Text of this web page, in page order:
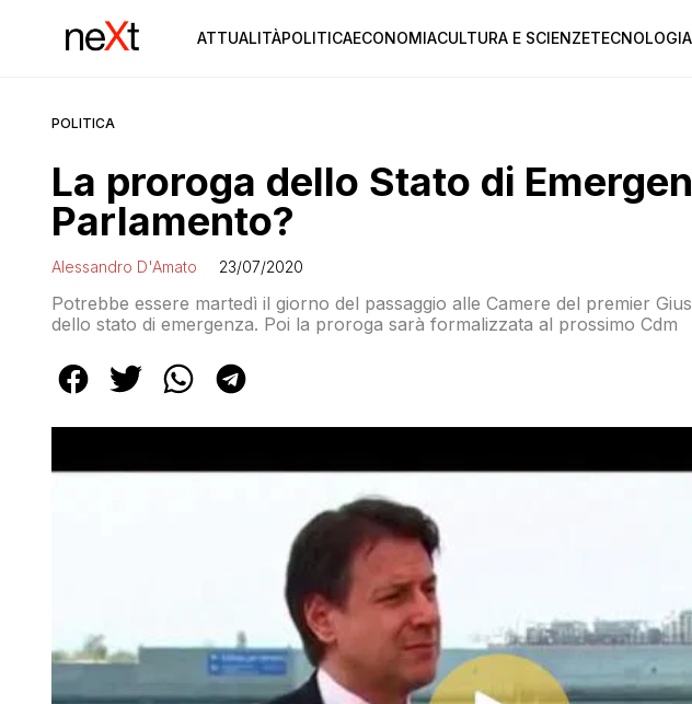
ATTUALITÀPOLITICAECONOMIACULTURA E SCIENZETECNOLOGIA
POLITICA
La proroga dello Stato di
Parlamento?
Alessandro D'Amato 23/07/2020
Potrebbe essere martedì il giorno del passaggio alle Camere del premier
dello stato di emergenza. Poi la proroga sarà formalizzata al prossimo Cdm